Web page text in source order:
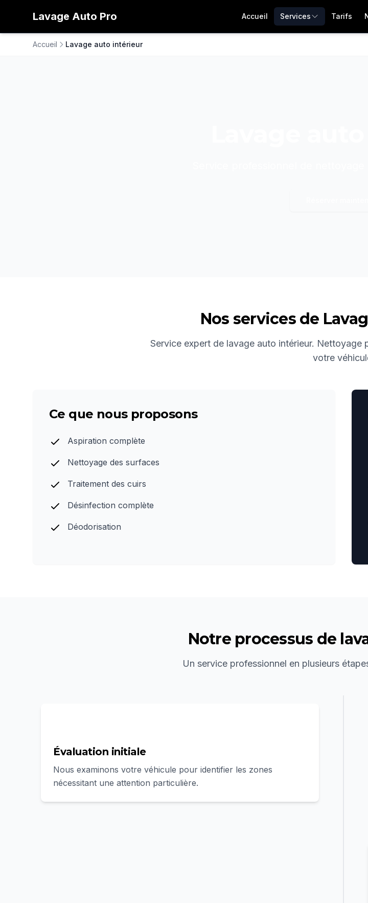
Lavage Auto Pro Accueil Services Tarifs
Accueil Lavage auto intérieur
Nos services de
Service expert de lavage auto intérieur.
votre
Ce que nous proposons
Aspiration complète
Nettoyage des surfaces
Traitement des cuirs
Désinfection complète
Déodorisation
Notre processus de
Un service professionnel en plusieurs
Évaluation initiale
Nous examinons votre véhicule pour identifier les zones
nécessitant une attention particulière.